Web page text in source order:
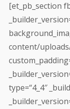
[et_pb_section
content/
type=“4_4″